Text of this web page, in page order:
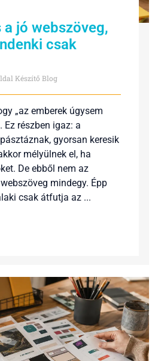
jó webszöveg,
csak
Készítő Blog
„az emberek úgysem
Ez részben igaz: a
gyorsan keresik
mélyülnek el, ha
De ebből nem az
mindegy. Épp
csak átfutja az ...